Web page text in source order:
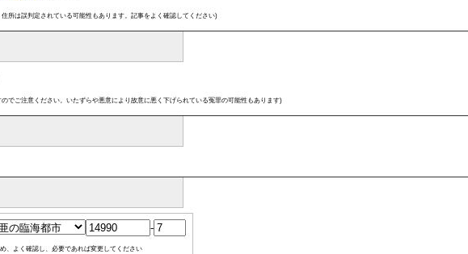
所は誤判定されている可能性もあります。記事をよく確認してください)
でご注意ください。いたずらや悪意により故意に悪く下げられている冤罪の可能性もあります)
-
、よく確認し、必要であれば変更してください